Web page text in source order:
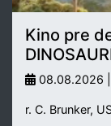
Kino pre
08.08.2026
r. C. Brunker,